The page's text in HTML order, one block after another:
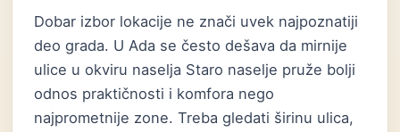
Dobar izbor lokacije ne znači uvek najpoznatiji
deo grada. U Ada se često dešava da mirnije
ulice u okviru naselja Staro naselje pruže bolji
odnos praktičnosti i komfora nego
najprometnije zone. Treba gledati širinu ulica,